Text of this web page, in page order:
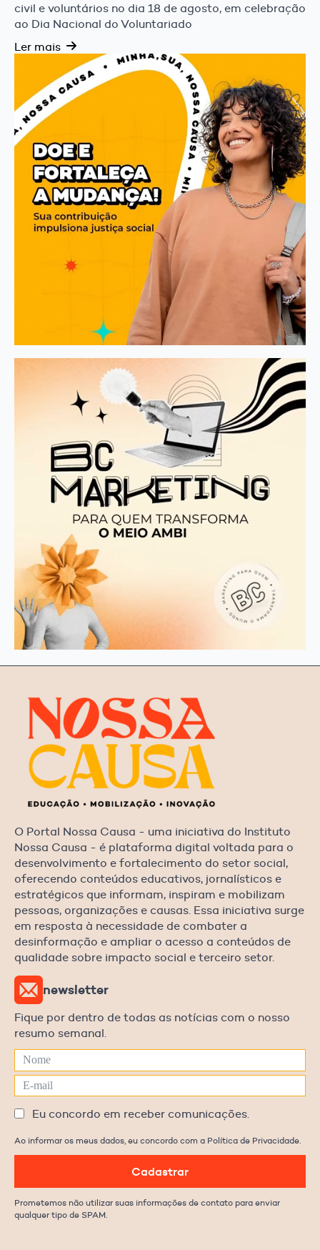
civil e voluntários no dia 18 de agosto, em celebração
ao Dia Nacional do Voluntariado
Ler mais
O Portal Nossa Causa - uma iniciativa do Instituto
Nossa Causa - é plataforma digital voltada para o
desenvolvimento e fortalecimento do setor social,
oferecendo conteúdos educativos, jornalísticos e
estratégicos que informam, inspiram e mobilizam
pessoas, organizações e causas. Essa iniciativa surge
em resposta à necessidade de combater a
desinformação e ampliar o acesso a conteúdos de
qualidade sobre impacto social e terceiro setor.
newsletter
Fique por dentro de todas as notícias com o nosso
resumo semanal.
Eu concordo em receber comunicações.
Ao informar os meus dados, eu concordo com a Política de Privacidade.
Cadastrar
Prometemos não utilizar suas informações de contato para enviar
qualquer tipo de SPAM.